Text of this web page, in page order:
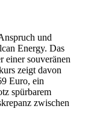
und
Energy. Das
einer souveränen
zeigt davon
Euro, ein
spürbarem
zwischen